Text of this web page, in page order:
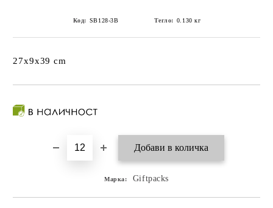
Код: SB128-3B Тегло: 0.130 кг
27x9x39 cm
Марка: Giftpacks